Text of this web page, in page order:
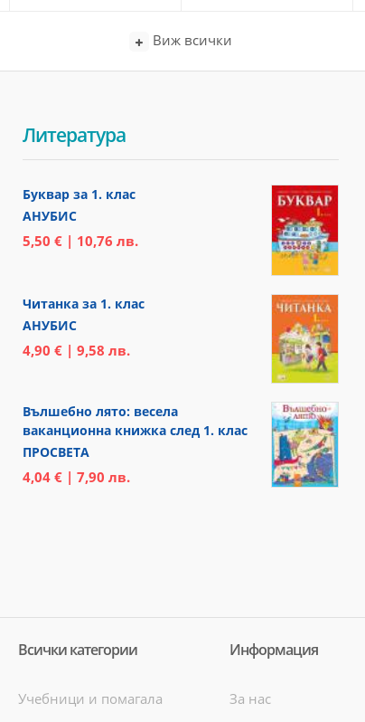
Виж всички
Литература
Буквар за 1. клас
АНУБИС
5,50 € | 10,76 лв.
Читанка за 1. клас
АНУБИС
4,90 € | 9,58 лв.
Вълшебно лято: весела
ваканционна книжка след 1. клас
ПРОСВЕТА
4,04 € | 7,90 лв.
Всички категории
Учебници и помагала
Информация
За нас